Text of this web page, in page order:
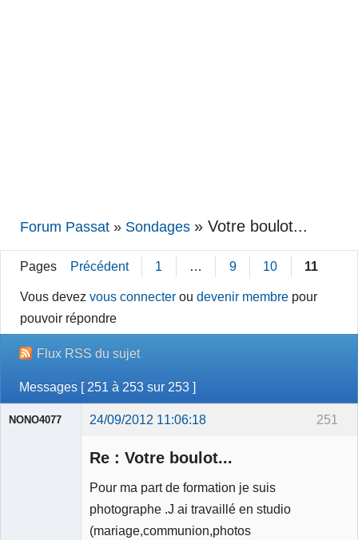
Forum Passat » Sondages »Votre boulot...
Pages Précédent 1 … 9 10 11
Vous devezvous connecter oudevenir membre pour
pouvoir répondre
Flux RSS du sujet
Messages [ 251 à 253 sur 253 ]
251
NONO4077 24/09/2012 11:06:18
Re : Votre boulot...
Pour ma part de formation je suis
photographe .J ai travaillé en studio
(mariage,communion,photos